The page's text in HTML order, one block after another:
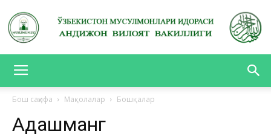
Бош саҳифа Мақолалар Бошқалар
Адашманг